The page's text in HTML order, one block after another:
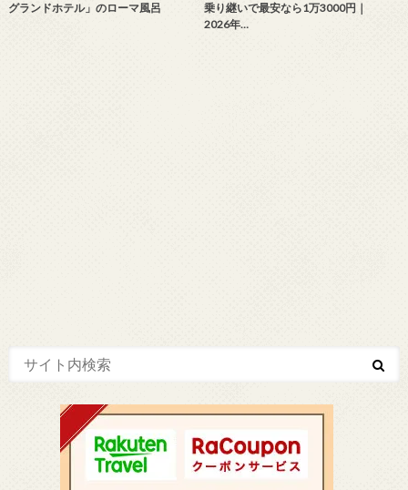
グランドホテル」のローマ風呂
乗り継いで最安なら1万3000円｜
2026年…